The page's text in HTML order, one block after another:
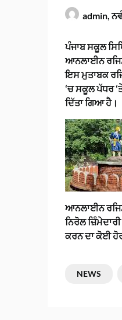
admin,
ਪੰਜਾਬ ਸਕੂਲ
ਆਨਲਾਈਨ
ਇਸ ਮੁਤਾਬਕ
‘ਚ ਸਕੂਲ ਪੱਧਰ
ਦਿੱਤਾ ਗਿਆ ਹੈ।
ਆਨਲਾਈਨ
ਨਿਰੋਲ
ਕਰਨ ਦਾ ਕੋਈ ਹੋਰ
NEWS